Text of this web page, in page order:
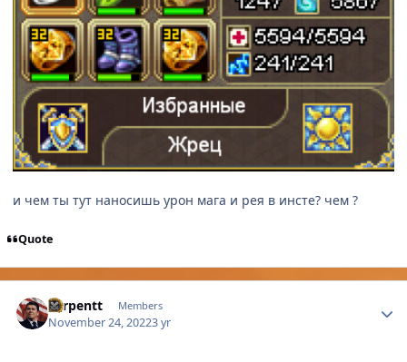
и чем ты тут наносишь урон мага и рея в инсте? чем ?
Quote
Serpentt Members
November 24, 20223 yr